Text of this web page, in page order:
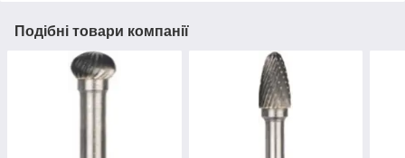
Подібні товари компанії